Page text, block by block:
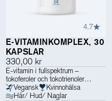
4.7
E-VITAMINKOMPLEX, 30
KAPSLAR
330,00 kr
E-vitamin i fullspektrum –
tokoferoler och tokotrienoler
Vegansk
Kvinnohälsa
Hår/ Hud/ Naglar